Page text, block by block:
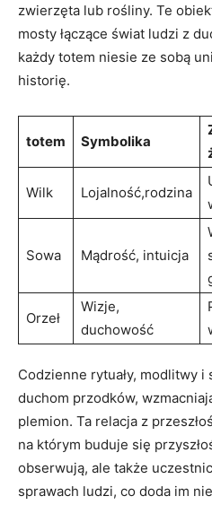
zwierzęta lub rośliny. Te
mosty łączące świat ludzi z
każdy totem niesie ze sobą
historię.
totem Symbolika
Wilk Lojalność,rodzina
Sowa Mądrość, intuicja
Orzeł
Wizje,
duchowość
Codzienne rytuały, modlitwy
duchom przodków,
plemion. Ta relacja z
na którym buduje się
obserwują, ale także
sprawach ludzi, co doda im